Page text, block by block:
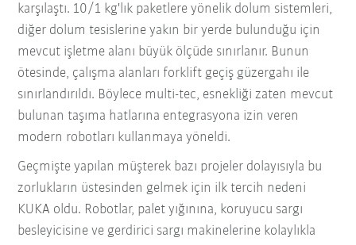
karşılaştı. 10/1 kg'lık paketlere yönelik dolum sistemleri,
diğer dolum tesislerine yakın bir yerde bulunduğu için
mevcut işletme alanı büyük ölçüde sınırlanır. Bunun
ötesinde, çalışma alanları forklift geçiş güzergahı ile
sınırlandırıldı. Böylece multi-tec, esnekliği zaten mevcut
bulunan taşıma hatlarına entegrasyona izin veren
modern robotları kullanmaya yöneldi.
Geçmişte yapılan müşterek bazı projeler dolayısıyla bu
zorlukların üstesinden gelmek için ilk tercih nedeni
KUKA oldu. Robotlar, palet yığınına, koruyucu sargı
besleyicisine ve gerdirici sargı makinelerine kolaylıkla